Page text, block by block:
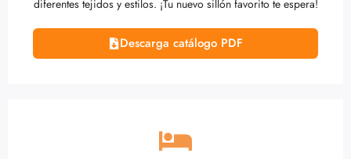
diferentes tejidos y estilos. ¡Tu nuevo sillón favorito te espera!
Descarga catálogo PDF